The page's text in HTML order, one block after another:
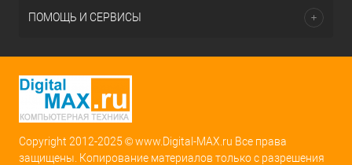
ПОМОЩЬ И СЕРВИСЫ
Copyright 2012-2025 © www.Digital-MAX.ru Все права
защищены. Копирование материалов только с разрешения